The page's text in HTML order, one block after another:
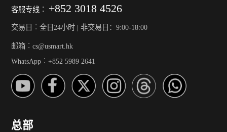
客服专线︰ +852 3018 4526
交易日︰全日24小时 | 非交易日：9:00-18:00
邮箱︰cs@usmart.hk
WhatsApp︰+852 5989 2641
总部